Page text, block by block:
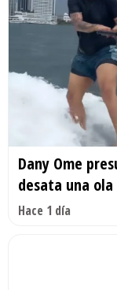
Dany Ome
desata una
Hace 1 día